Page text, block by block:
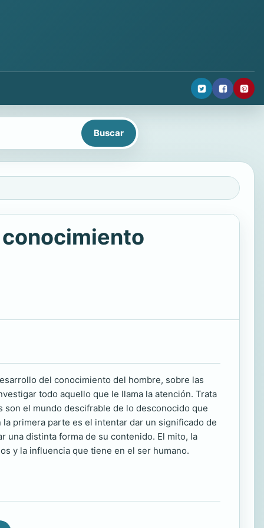
conocimiento
del conocimiento del hombre, sobre las
todo aquello que le llama la atención. Trata
el mundo descifrable de lo desconocido que
primera parte es el intentar dar un significado de
una distinta forma de su contenido. El mito, la
y la influencia que tiene en el ser humano.